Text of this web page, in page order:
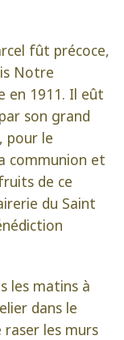
fût précoce,
Notre
en 1911. Il eût
son grand
pour le
communion et
de ce
du Saint
les matins à
dans le
raser les murs